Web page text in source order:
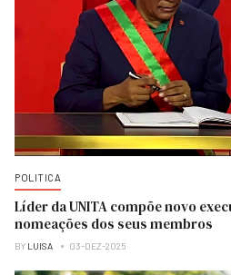
POLITICA
Líder da UNITA compõe novo
nomeações dos seus membros
BY LUISA 03-DEZ-2025